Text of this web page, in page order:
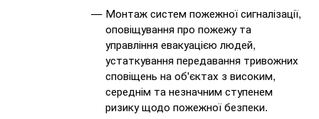
Монтаж систем пожежної сигналізації,
оповіщування про пожежу та
управління евакуацією людей,
устаткування передавання тривожних
сповіщень на об'єктах з високим,
середнім та незначним ступенем
ризику щодо пожежної безпеки.